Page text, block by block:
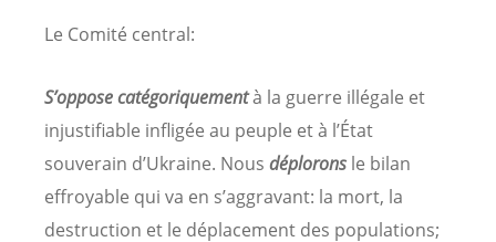
Le Comité central:
S’oppose catégoriquementà la guerre illégale et
injustifiable infligée au peuple et à l’État
souverain d’Ukraine. Nous déplorons le bilan
effroyable qui va en s’aggravant: la mort, la
destruction et le déplacement des populations;